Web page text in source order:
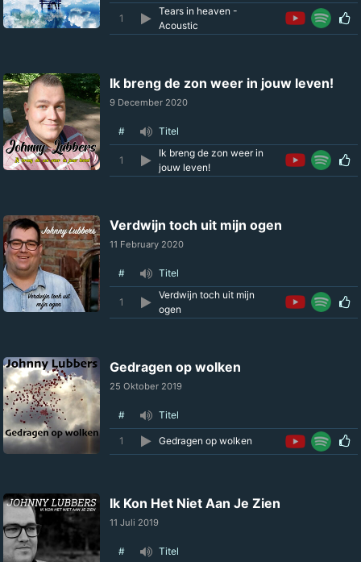
1
Tears in heaven -
Acoustic
Ik breng de zon weer in jouw leven!
9 December 2020
# Titel
1
Ik breng de zon weer in
jouw leven!
Verdwijn toch uit mijn ogen
11 February 2020
# Titel
1
Verdwijn toch uit mijn
ogen
Gedragen op wolken
25 Oktober 2019
# Titel
1 Gedragen op wolken
Ik Kon Het Niet Aan Je Zien
11 Juli 2019
# Titel